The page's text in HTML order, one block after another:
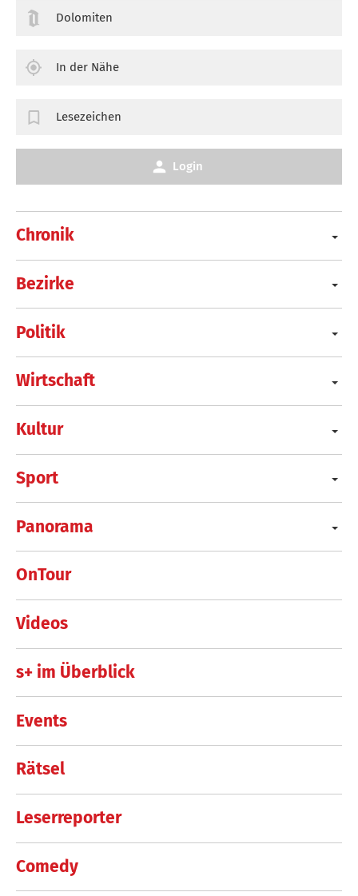
Chronik
Bezirke
Politik
Wirtschaft
Kultur
Sport
Panorama
OnTour
Videos
s+ im Überblick
Events
Rätsel
Leserreporter
Comedy
Dolomiten
In der Nähe
Lesezeichen
Login